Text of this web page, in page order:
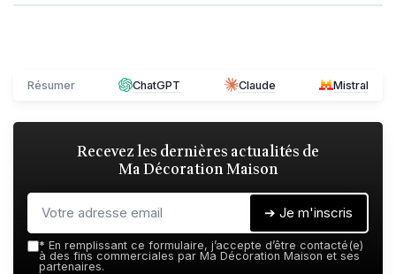
Résumer ChatGPT Claude Mistral
Recevez les dernières actualités de
Ma Décoration Maison
➔ Je m'inscris
* En remplissant ce formulaire, j’accepte d’être contacté(e)
à des fins commerciales par Ma Décoration Maison et ses
partenaires.